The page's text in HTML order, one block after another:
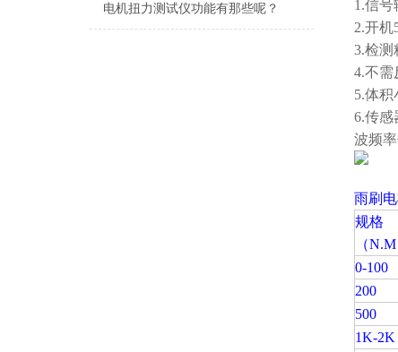
电机扭力测试仪功能有那些呢？
1.信号
2.开机
3.检测
4.不需
5.体积
6.传感
波频率
雨刷
规格
（N.M
0-100
200
500
1K-2K